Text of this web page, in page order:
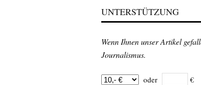
UNTERSTÜTZUNG
Wenn Ihnen unser Artikel
Journalismus.
oder €